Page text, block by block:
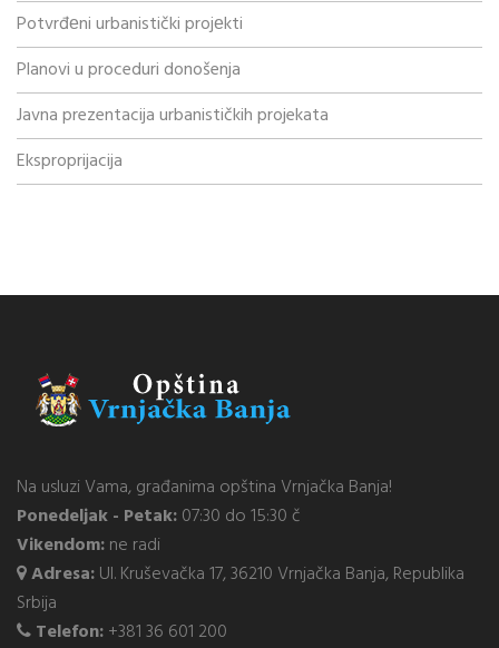
Potvrđеni urbanistički projеkti
Planovi u proceduri donošenja
Javna prezentacija urbanističkih projekata
Eksproprijacija
Na usluzi Vama, građanima opština Vrnjačka Banja!
Ponedeljak - Petak:07:30 do 15:30 č
Vikendom:ne radi
Adresa:Ul. Kruševačka 17, 36210 Vrnjačka Banja, Republika
Srbija
Telefon:+381 36 601 200